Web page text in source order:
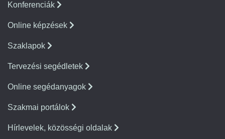
Konferenciák
Online képzések
Szaklapok
Tervezési segédletek
Online segédanyagok
Szakmai portálok
Hírlevelek, közösségi oldalak